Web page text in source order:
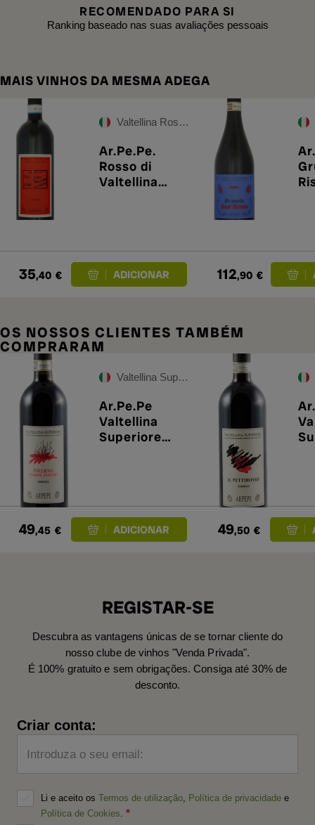
RECOMENDADO PARA SI
Ranking baseado nas suas avaliações pessoais
MAIS VINHOS DA MESMA ADEGA
Valtellina Rosso DOC
Ar.Pe.Pe.
Rosso di
Valtellina
35,40 € 112,90 €
OS NOSSOS CLIENTES TAMBÉM
COMPRARAM
Valtellina Superiore DOCG
Ar.Pe.Pe
Valtellina
Superiore
49,45 € 49,50 €
REGISTAR-SE
Descubra as vantagens únicas de se tornar cliente do
nosso clube de vinhos "Venda Privada".
É 100% gratuito e sem obrigações. Consiga até 30% de
desconto.
Criar conta:
Introduza o seu email:
Li e aceito os Termos de utilização Política de privacidade e
Política de Cookies